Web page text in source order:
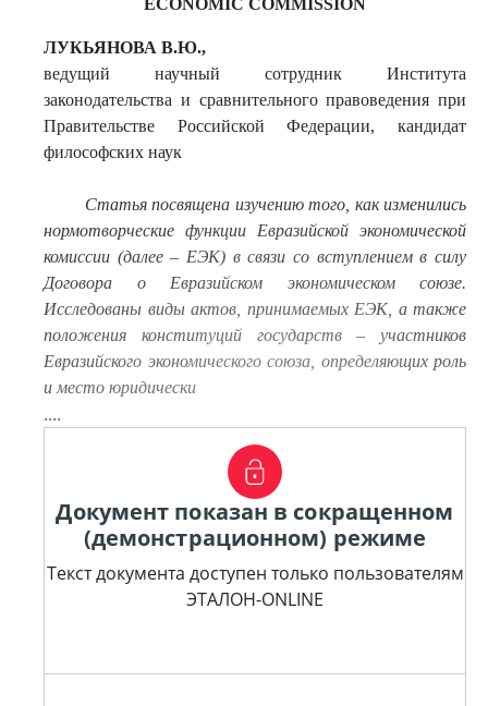
ECONOMIC COMMISSION
ЛУКЬЯНОВА В.Ю.,
ведущий научный сотрудник Института
законодательства и сравнительного правоведения при
Правительстве Российской Федерации, кандидат
философских наук
Статья посвящена изучению того, как изменились
нормотворческие функции Евразийской экономической
комиссии (далее – ЕЭК) в связи со вступлением в силу
Договора о Евразийском экономическом союзе.
Исследованы виды актов, принимаемых ЕЭК, а также
положения конституций государств – участников
Евразийского экономического союза, определяющих роль
и место юридически
....
Документ показан в сокращенном
(демонстрационном) режиме
Текст документа доступен только пользователям
ЭТАЛОН-ONLINE